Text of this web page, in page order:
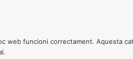
web funcioni correctament. Aquesta